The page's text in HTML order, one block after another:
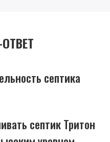
септика
септик Тритон